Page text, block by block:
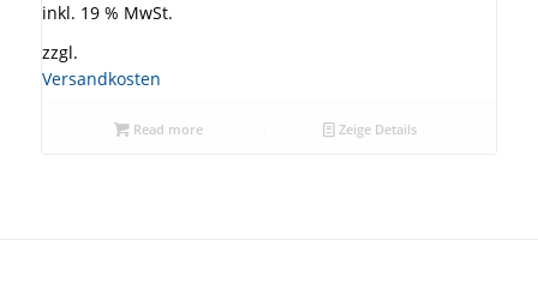
inkl. 19 % MwSt.
zzgl.
Versandkosten
Read more Zeige Details